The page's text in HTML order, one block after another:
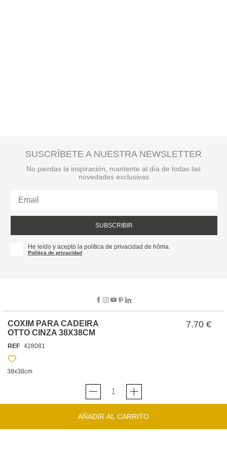
COXIM PARA CADEIRA
OTTO CINZA 38X38CM
7.70 €
REF 428081
38x38cm
AÑADIR AL CARRITO
SUSCRÍBETE A NUESTRA NEWSLETTER
No pierdas la inspiración, mantente al día de todas las
novedades exclusivas
SUBSCRIBIR
He leído y acepto la política de privacidad de hôma.
Política de privacidad
SOBRE NOSOTROS
SOSTENIBILIDAD
FAQ'S
PROTECCIÓN DE DATOS
CONDICIONES GENERALES DE VENTA
hômaCONDICIONES DE LA TARJETA
CONTACTO
FORMULARIO DE CONTACTO